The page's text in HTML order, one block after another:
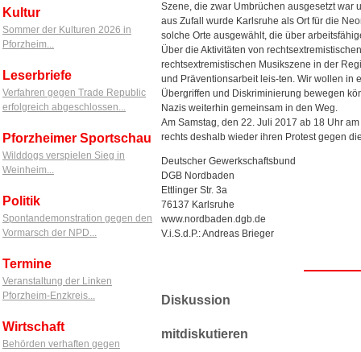
Kultur
Sommer der Kulturen 2026 in
Pforzheim...
Leserbriefe
Verfahren gegen Trade Republic
erfolgreich abgeschlossen...
Pforzheimer Sportschau
Wilddogs verspielen Sieg in
Weinheim...
Politik
Spontandemonstration gegen den
Vormarsch der NPD...
Termine
Veranstaltung der Linken
Pforzheim-Enzkreis...
Wirtschaft
Behörden verhaften gegen
Szene, die zwar Umbrüchen ausgesetzt war
aus Zufall wurde Karlsruhe als Ort für die
solche Orte ausgewählt, die über
Über die Aktivitäten von
rechtsextremistischen Musikszene in der
und Präventionsarbeit leis-ten. Wir wollen in
Übergriffen und Diskriminierung bewegen
Nazis weiterhin gemeinsam in den Weg.
Am Samstag, den 22. Juli 2017 ab 18 Uhr
rechts deshalb wieder ihren Protest gegen
Deutscher Gewerkschaftsbund
DGB Nordbaden
Ettlinger Str. 3a
76137 Karlsruhe
www.nordbaden.dgb.de
V.i.S.d.P.: Andreas Brieger
Diskussion
mitdiskutieren